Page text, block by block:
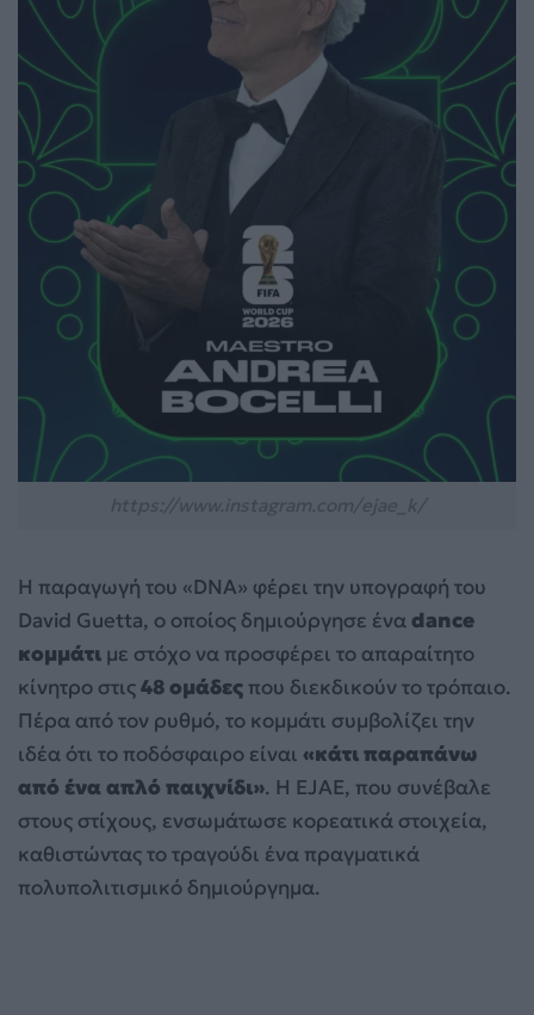
Η παραγωγή του «DNA» φέρει την υπογραφή του
David Guetta, ο οποίος δημιούργησε έναdance
κομμάτι με στόχο να προσφέρει το απαραίτητο
κίνητρο στις48 ομάδες που διεκδικούν το τρόπαιο.
Πέρα από τον ρυθμό, το κομμάτι συμβολίζει την
ιδέα ότι το ποδόσφαιρο είναι «κάτι παραπάνω
από ένα απλό παιχνίδι». Η EJAE, που συνέβαλε
στους στίχους, ενσωμάτωσε κορεατικά στοιχεία,
καθιστώντας το τραγούδι ένα πραγματικά
πολυπολιτισμικό δημιούργημα.